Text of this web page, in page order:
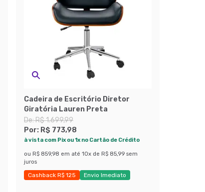
Cadeira de Escritório Diretor
Giratória Lauren Preta
De:R$ 1.699,99
Por: R$ 773,98
à vista com Pix ou 1x no Cartão de Crédito
ou R$ 859,98 em até 10x de R$ 85,99 sem
juros
Cashback R$ 125
Envio Imediato